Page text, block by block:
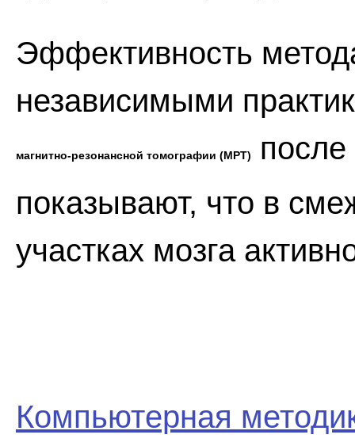
Эффективность
независимыми
магнитно-резонансной томографии (МРТ)
после
показывают, что в
участках мозга
Компьютерная